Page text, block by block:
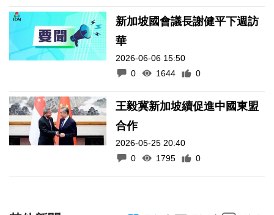
新加坡國會議長謝健平下週訪
華
2026-06-06 15:50
0
1644 0
王毅冀新加坡續促進中國東盟
合作
2026-05-25 20:40
0
1795 0